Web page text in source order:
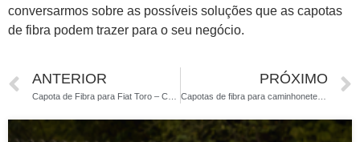
conversarmos sobre as possíveis soluções que as capotas
de fibra podem trazer para o seu negócio.
ANTERIOR
Capota de Fibra para Fiat Toro – Conheça a melhor opção do mercado
PRÓXIMO
Capotas de fibra para caminhonetes com ventilação e ou vidros | Premium Capotas